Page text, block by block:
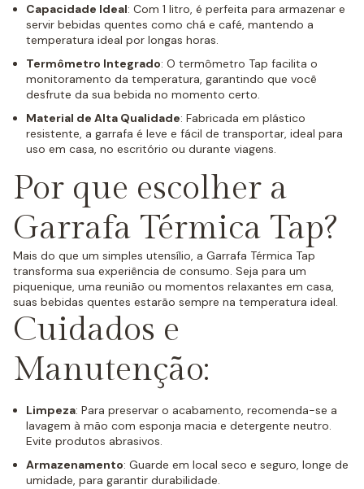
Capacidade Ideal: Com 1 litro, é perfeita para armazenar e
servir bebidas quentes como chá e café, mantendo a
temperatura ideal por longas horas.
Termômetro Integrado: O termômetro Tap facilita o
monitoramento da temperatura, garantindo que você
desfrute da sua bebida no momento certo.
Material de Alta Qualidade: Fabricada em plástico
resistente, a garrafa é leve e fácil de transportar, ideal para
uso em casa, no escritório ou durante viagens.
Por que escolher a
Garrafa Térmica Tap?
Mais do que um simples utensílio, a Garrafa Térmica Tap
transforma sua experiência de consumo. Seja para um
piquenique, uma reunião ou momentos relaxantes em casa,
suas bebidas quentes estarão sempre na temperatura ideal.
Cuidados e
Manutenção:
Limpeza: Para preservar o acabamento, recomenda-se a
lavagem à mão com esponja macia e detergente neutro.
Evite produtos abrasivos.
Armazenamento: Guarde em local seco e seguro, longe de
umidade, para garantir durabilidade.